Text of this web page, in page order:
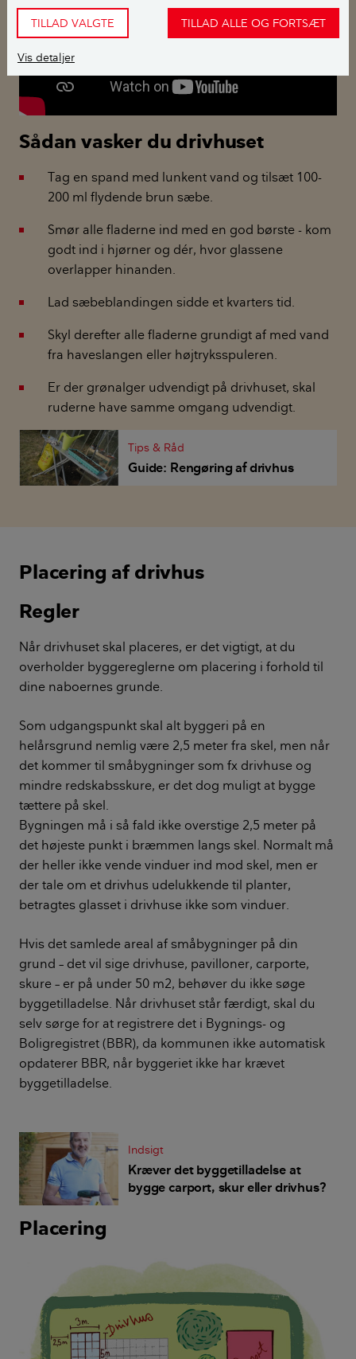
TILLAD VALGTE TILLAD ALLE OG FORTSÆT
Vis detaljer
Sådan vasker du drivhuset
Tag en spand med lunkent vand og tilsæt 100-
200 ml flydende brun sæbe.
Smør alle fladerne ind med en god børste - kom
godt ind i hjørner og dér, hvor glassene
overlapper hinanden.
Lad sæbeblandingen sidde et kvarters tid.
Skyl derefter alle fladerne grundigt af med vand
fra haveslangen eller højtryksspuleren.
Er der grønalger udvendigt på drivhuset, skal
ruderne have samme omgang udvendigt.
Tips & Råd
Guide: Rengøring af drivhus
Placering af drivhus
Regler
Når drivhuset skal placeres, er det vigtigt, at du
overholder byggereglerne om placering i forhold til
dine naboernes grunde.
Som udgangspunkt skal alt byggeri på en
helårsgrund nemlig være 2,5 meter fra skel, men når
det kommer til småbygninger som fx drivhuse og
mindre redskabsskure, er det dog muligt at bygge
tættere på skel.
Bygningen må i så fald ikke overstige 2,5 meter på
det højeste punkt i bræmmen langs skel. Normalt må
der heller ikke vende vinduer ind mod skel, men er
der tale om et drivhus udelukkende til planter,
betragtes glasset i drivhuse ikke som vinduer.
Hvis det samlede areal af småbygninger på din
grund – det vil sige drivhuse, pavilloner, carporte,
skure – er på under 50 m2, behøver du ikke søge
byggetilladelse. Når drivhuset står færdigt, skal du
selv sørge for at registrere det i Bygnings- og
Boligregistret (BBR), da kommunen ikke automatisk
opdaterer BBR, når byggeriet ikke har krævet
byggetilladelse.
Indsigt
Kræver det byggetilladelse at
bygge carport, skur eller drivhus?
Placering